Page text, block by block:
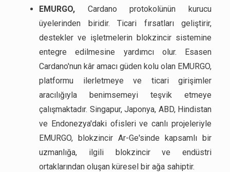
EMURGO, Cardano protokolünün kurucu
üyelerinden biridir. Ticari fırsatları geliştirir,
destekler ve işletmelerin blokzincir sistemine
entegre edilmesine yardımcı olur. Esasen
Cardano'nun kâr amacı güden kolu olan EMURGO,
platformu ilerletmeye ve ticari girişimler
aracılığıyla benimsemeyi teşvik etmeye
çalışmaktadır. Singapur, Japonya, ABD, Hindistan
ve Endonezya'daki ofisleri ve canlı projeleriyle
EMURGO, blokzincir Ar-Ge'sinde kapsamlı bir
uzmanlığa, ilgili blokzincir ve endüstri
ortaklarından oluşan küresel bir ağa sahiptir.